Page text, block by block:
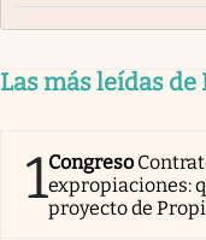
Las más leídas
1Congreso
expropiaciones:
proyecto de